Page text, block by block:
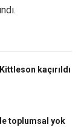
kaçırıldı
toplumsal yok